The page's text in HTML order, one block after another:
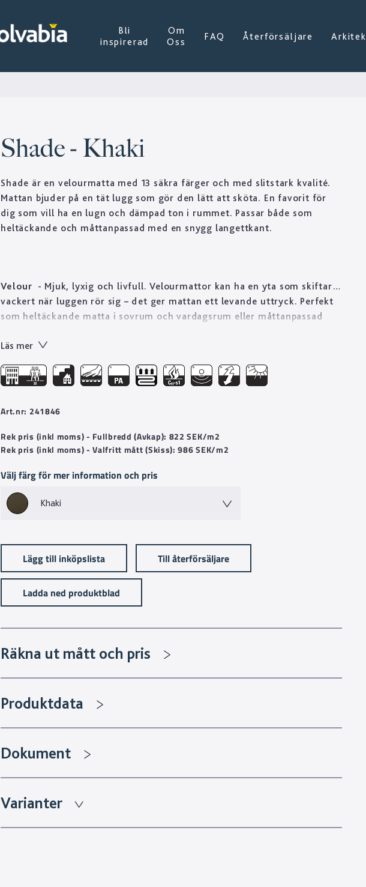
Bli
inspirerad
Om
Oss
FAQ Återförsäljare
Shade - Khaki
Shade är en velourmatta med 13 säkra färger och med slitstark kvalité.
Mattan bjuder på en tät lugg som gör den lätt att sköta. En favorit för
dig som vill ha en lugn och dämpad ton i rummet. Passar både som
heltäckande och måttanpassad med en snygg langettkant.
Velour - Mjuk, lyxig och livfull. Velourmattor kan ha en yta som skiftar
vackert när luggen rör sig – det ger mattan ett levande uttryck. Perfekt
som heltäckande matta i sovrum och vardagsrum eller måttanpassad
olika tjocklekar och kvalitéer anpassade för att mattan ska vara hållbar i
Läs mer
Art.nr: 241846
Rek pris (inkl moms) - Fullbredd (Avkap): 822 SEK/m2
Rek pris (inkl moms) - Valfritt mått (Skiss): 986 SEK/m2
Välj färg för mer information och pris
Khaki
Lägg till inköpslista Till återförsäljare
Ladda ned produktblad
Räkna ut mått och pris
Produktdata
Dokument
Varianter